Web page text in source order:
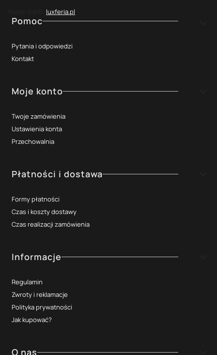
luxferia.pl
Linki w stopce
Pomoc
Pytania i odpowiedzi
Kontakt
Moje konto
Twoje zamówienia
Ustawienia konta
Przechowalnia
Płatności i dostawa
Formy płatności
Czas i koszty dostawy
Czas realizacji zamówienia
Informacje
Regulamin
Zwroty i reklamacje
Polityka prywatności
Jak kupować?
O nas